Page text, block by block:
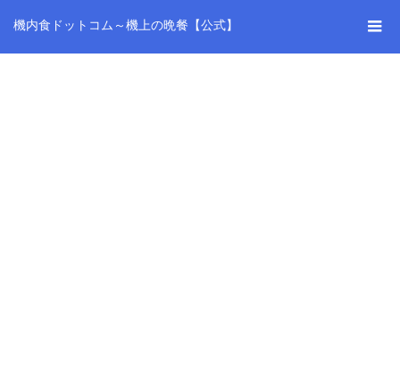
機内食ドットコム～機上の晩餐【公式】